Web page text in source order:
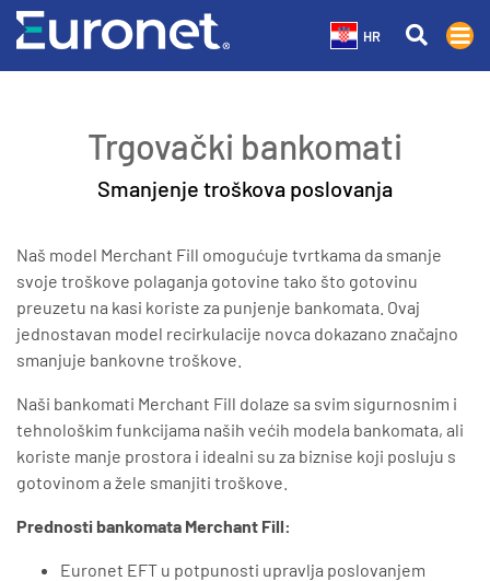
HR
Trgovački bankomati
Smanjenje troškova poslovanja
Naš model Merchant Fill omogućuje tvrtkama da smanje
svoje troškove polaganja gotovine tako što gotovinu
preuzetu na kasi koriste za punjenje bankomata. Ovaj
jednostavan model recirkulacije novca dokazano značajno
smanjuje bankovne troškove.
Naši bankomati Merchant Fill dolaze sa svim sigurnosnim i
tehnološkim funkcijama naših većih modela bankomata, ali
koriste manje prostora i idealni su za biznise koji posluju s
gotovinom a žele smanjiti troškove.
Prednosti bankomata Merchant Fill:
Euronet EFT u potpunosti upravlja poslovanjem